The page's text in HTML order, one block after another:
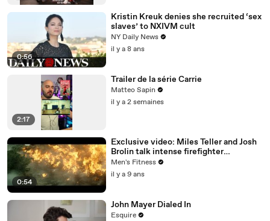
0:56
Kristin Kreuk denies she recruited ‘sex
slaves’ to NXIVM cult
NY Daily News
il y a 8 ans
2:17
Trailer de la série Carrie
Matteo Sapin
il y a 2 semaines
0:54
Exclusive video: Miles Teller and Josh
Brolin talk intense firefighter
bootcamp for ‘Only the Brave’
Men's Fitness
il y a 9 ans
John Mayer Dialed In
Esquire